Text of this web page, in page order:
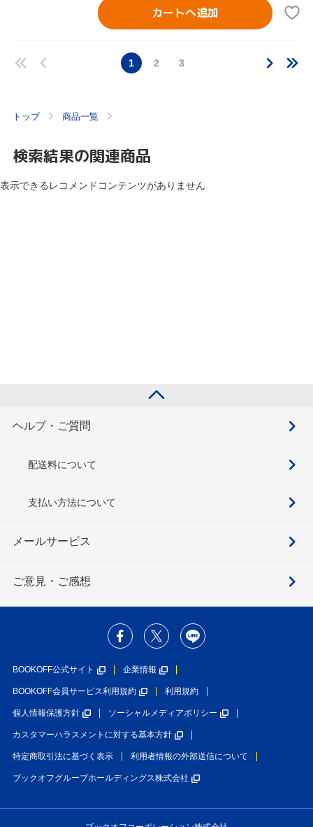
カートへ追加
1 2 3
トップ 商品一覧
検索結果の関連商品
表示できるレコメンドコンテンツがありません
ヘルプ・ご質問
配送料について
支払い方法について
メールサービス
ご意見・ご感想
BOOKOFF公式サイト 企業情報
BOOKOFF会員サービス利用規約 利用規約
個人情報保護方針 ソーシャルメディアポリシー
カスタマーハラスメントに対する基本方針
特定商取引法に基づく表示 利用者情報の外部送信について
ブックオフグループホールディングス株式会社